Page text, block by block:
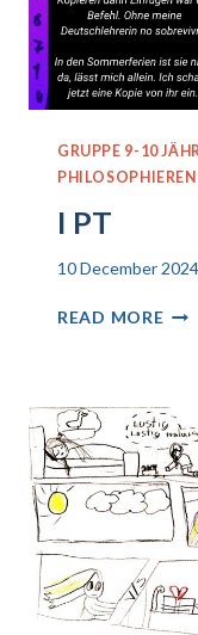
GRUPPE 9-10
I PT
10 December 2024
READ MOREI